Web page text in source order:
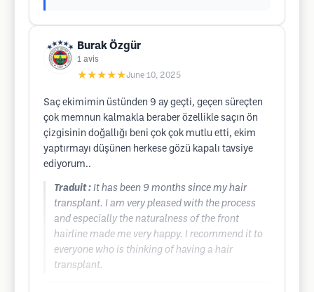
Burak Özgür
1 avis
★★★★★June 10, 2025
Saç ekimimin üstünden 9 ay geçti, geçen süreçten
çok memnun kalmakla beraber özellikle saçın ön
çizgisinin doğallığı beni çok çok mutlu etti, ekim
yaptırmayı düşünen herkese gözü kapalı tavsiye
ediyorum..
Traduit : It has been 9 months since my hair
transplant. I am very pleased with the process
and especially the naturalness of the front
hairline made me very happy. I recommend it to
everyone who is thinking of having a hair
transplant.